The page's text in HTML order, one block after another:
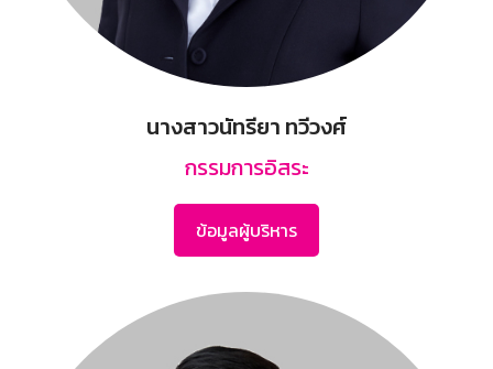
นางสาวนัทรียา ทวีวงศ์
กรรมการอิสระ
ข้อมูลผู้บริหาร